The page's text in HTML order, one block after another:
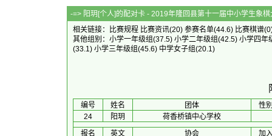
-=> 阳玥[个人]的配对卡 - 2019年隆回县第十
相关链接：
比赛规程 比赛资讯(20) 参赛名单(44.6) 比赛棋谱
其他组别： 小学一年级组(37.5) 小学二年级组(42.5) 小学四年
(33.1) 小学三年级组(45.6) 中学女子组(20.1)
编号 姓名 团体
性
24
阳玥
荷香桥镇中心学校
报名
英文 协会 加